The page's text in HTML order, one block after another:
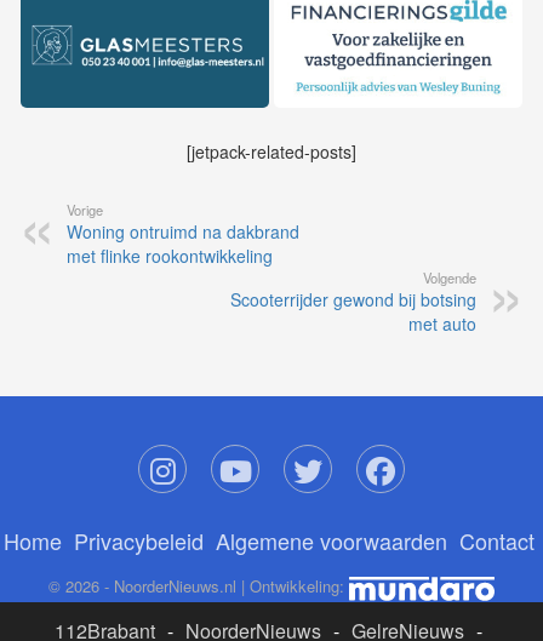
[jetpack-related-posts]
Vorige
Woning ontruimd na dakbrand
met flinke rookontwikkeling
Volgende
Scooterrijder gewond bij botsing
met auto
Home Privacybeleid Algemene voorwaarden Contact
© 2026 - NoorderNieuws.nl | Ontwikkeling:
112Brabant - NoorderNieuws - GelreNieuws -